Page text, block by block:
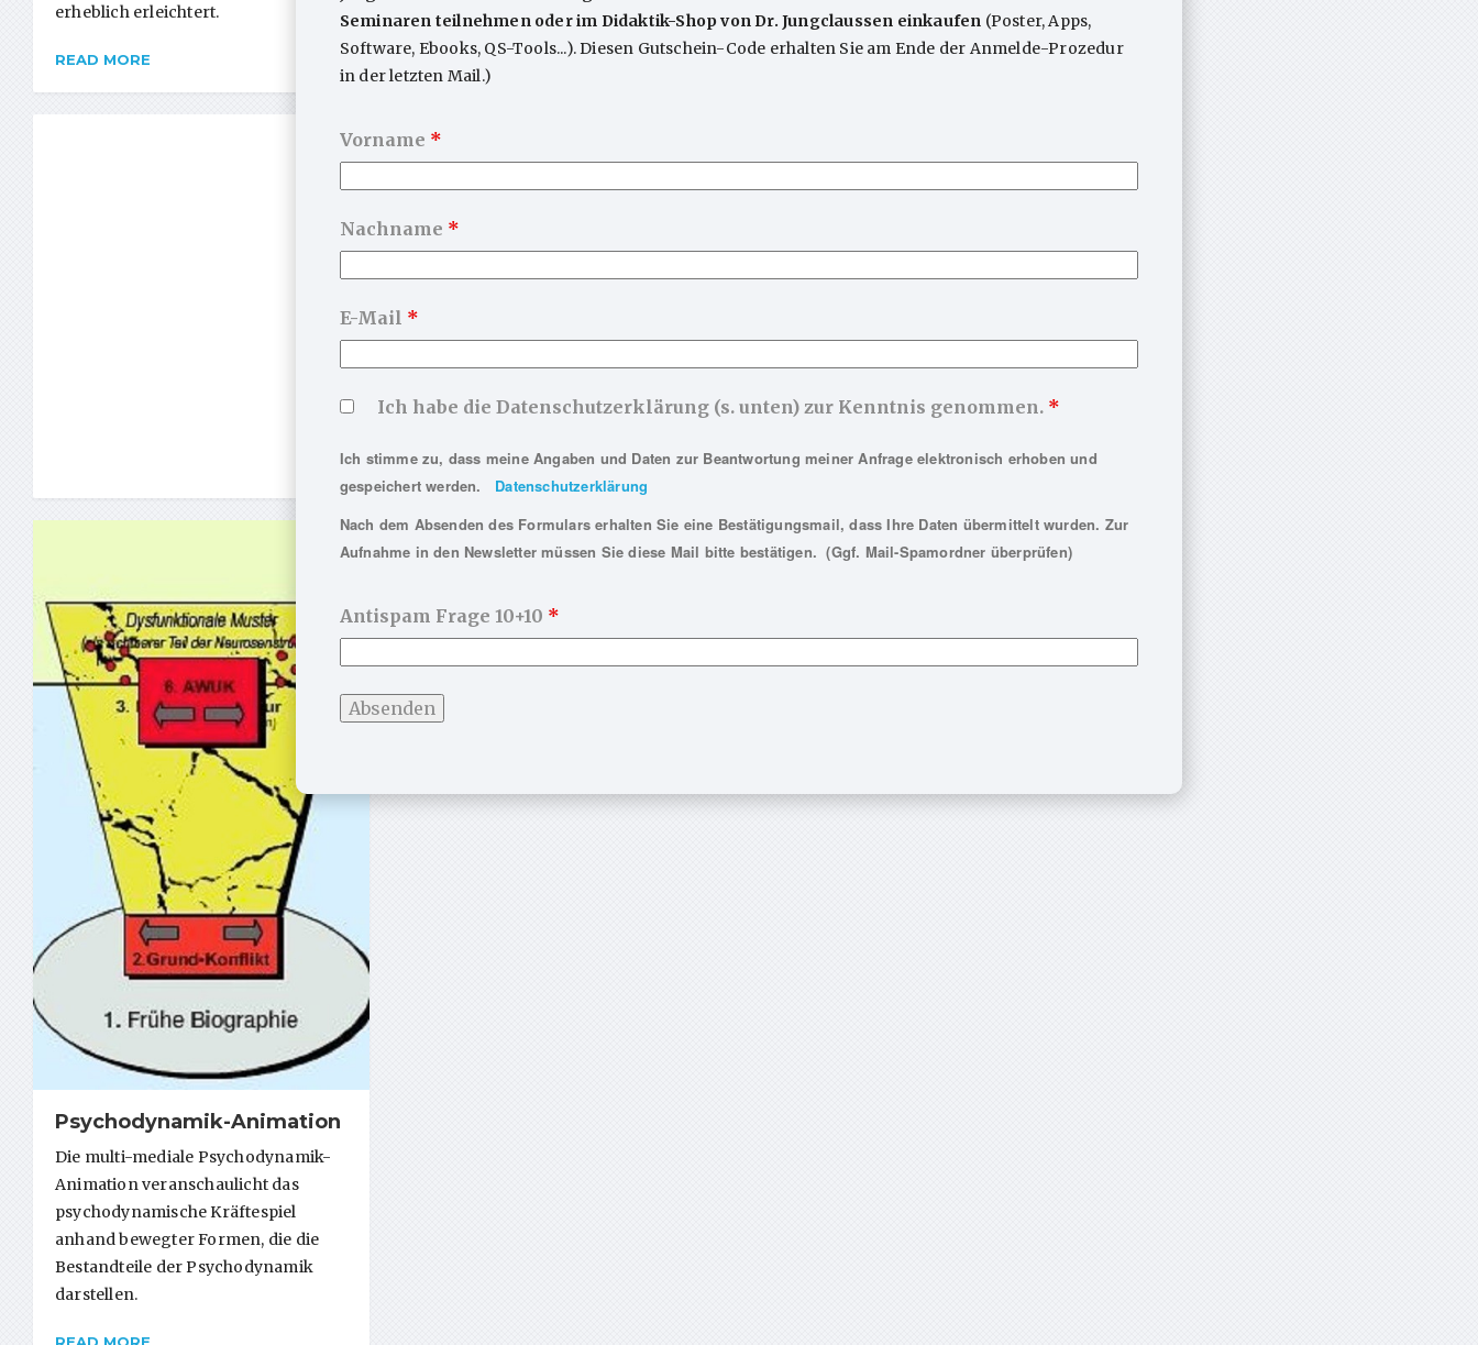
erheblich erleichtert.
READ MORE
Psychodynamik-Animation
Die multi-mediale Psychodynamik-
Animation veranschaulicht das
psychodynamische Kräftespiel
anhand bewegter Formen, die die
Bestandteile der Psychodynamik
darstellen.
READ MORE
Seminaren teilnehmen oder im Didaktik-Shop von Dr. Jungclaussen einkaufen (Poster, Apps,
Software, Ebooks, QS-Tools...). Diesen Gutschein-Code erhalten Sie am Ende der Anmelde-Prozedur
in der letzten Mail.)
Vorname *
Nachname *
E-Mail *
Ich habe die Datenschutzerklärung (s. unten) zur Kenntnis genommen. *
Ich stimme zu, dass meine Angaben und Daten zur Beantwortung meiner Anfrage elektronisch erhoben und
gespeichert werden.
Datenschutzerklärung
Nach dem Absenden des Formulars erhalten Sie eine Bestätigungsmail, dass Ihre Daten übermittelt wurden. Zur
Aufnahme in den Newsletter müssen Sie diese Mail bitte bestätigen. (Ggf. Mail-Spamordner überprüfen)
Antispam Frage 10+10 *